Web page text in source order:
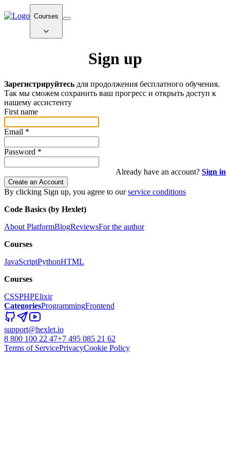
Courses
Sign up
Зарегистрируйтесь для продолжения бесплатного обучения.
Так мы сможем сохранить ваш прогресс и открыть доступ к
нашему ассистенту
First name
Email *
Password *
Already have an account? Sign in
Create an Account
By clicking Sign up, you agree to ourservice conditions
Code Basics (by Hexlet)
About PlatformBlogReviewsFor the author
Courses
JavaScriptPythonHTML
Courses
CSSPHPElixir
CategoriesProgrammingFrontend
support@hexlet.io
8 800 100 22 47+7 495 085 21 62
Terms of ServicePrivacyCookie Policy